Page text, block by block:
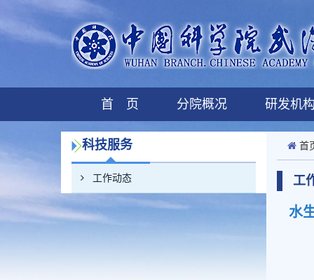
首 页 分院概况 研发机
科技服务
工作动态
首
工
水